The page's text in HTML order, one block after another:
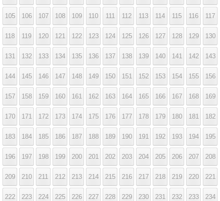
105 106 107 108 109 110 111 112 113 114 115 116 117
118 119 120 121 122 123 124 125 126 127 128 129 130
131 132 133 134 135 136 137 138 139 140 141 142 143
144 145 146 147 148 149 150 151 152 153 154 155 156
157 158 159 160 161 162 163 164 165 166 167 168 169
170 171 172 173 174 175 176 177 178 179 180 181 182
183 184 185 186 187 188 189 190 191 192 193 194 195
196 197 198 199 200 201 202 203 204 205 206 207 208
209 210 211 212 213 214 215 216 217 218 219 220 221
222 223 224 225 226 227 228 229 230 231 232 233 234